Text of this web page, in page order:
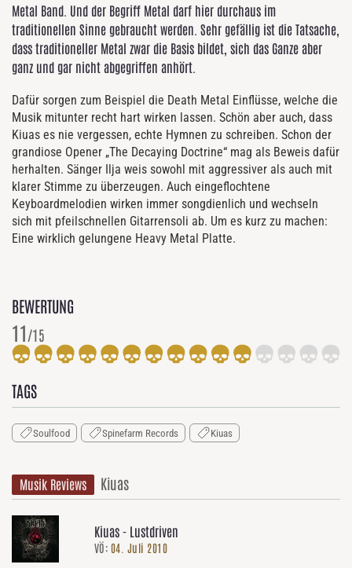
Metal Band. Und der Begriff Metal darf hier durchaus im
traditionellen Sinne gebraucht werden. Sehr gefällig ist die Tatsache,
dass traditioneller Metal zwar die Basis bildet, sich das Ganze aber
ganz und gar nicht abgegriffen anhört.
Dafür sorgen zum Beispiel die Death Metal Einflüsse, welche die
Musik mitunter recht hart wirken lassen. Schön aber auch, dass
Kiuas es nie vergessen, echte Hymnen zu schreiben. Schon der
grandiose Opener „The Decaying Doctrine“ mag als Beweis dafür
herhalten. Sänger Ilja weis sowohl mit aggressiver als auch mit
klarer Stimme zu überzeugen. Auch eingeflochtene
Keyboardmelodien wirken immer songdienlich und wechseln
sich mit pfeilschnellen Gitarrensoli ab. Um es kurz zu machen:
Eine wirklich gelungene Heavy Metal Platte.
BEWERTUNG
11/15
TAGS
Soulfood Spinefarm Records Kiuas
Musik Reviews Kiuas
Kiuas - Lustdriven
VÖ: 04. Juli 2010